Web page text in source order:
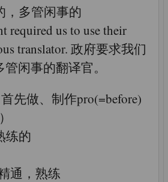
，多管闲事的
required us to use their
translator. 政府要求我们
闲事的翻译官。
首先做、制作pro(=before)
练的
通，熟练